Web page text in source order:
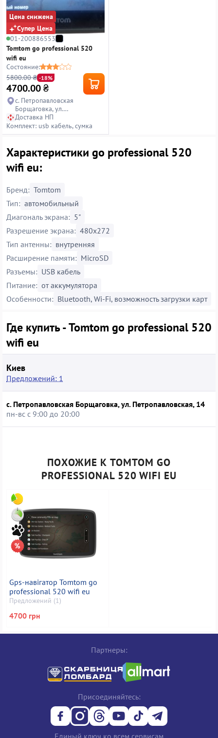
Цена снижена
Супер Цена
01-200886553
Tomtom go professional 520
wifi eu
Состояние:
5800.00 ₴ -18%
4700.00₴
с. Петропавловская
Борщаговка, ул.
Петропавловская, 14
Доставка НП
Комплект: usb кабель, сумка
Характеристики go professional 520
wifi eu:
Бренд: Tomtom
Тип: автомобильный
Диагональ экрана: 5"
Разрешение экрана: 480x272
Тип антенны: внутренняя
Расширение памяти: MicroSD
Разъемы: USB кабель
Питание: от аккумулятора
Особенности: Bluetooth, Wi-Fi, возможность загрузки карт
Где купить - Tomtom go professional 520
wifi eu
Киев
Предложений: 1
с. Петропавловская Борщаговка, ул. Петропавловская, 14
пн-вс с 9:00 до 20:00
ПОХОЖИЕ К TOMTOM GO
PROFESSIONAL 520 WIFI EU
Gps-навігатор Tomtom go
professional 520 wifi eu
Предложений (1)
4700 грн
Партнеры:
Присоединяйтесь: